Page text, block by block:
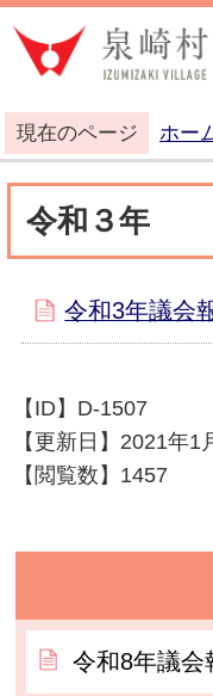
現在のページ ホー
令和３年
令和3年議会
【ID】 D-1507
【更新日】 2021年1
【閲覧数】 1457
令和8年議会